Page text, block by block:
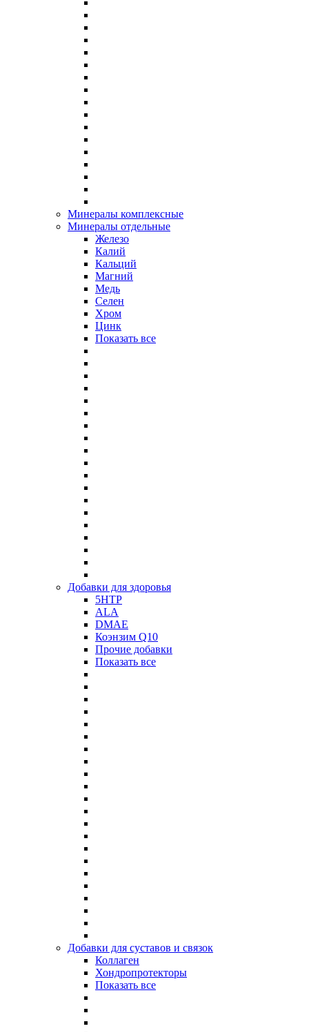
Минералы комплексные
Минералы отдельные
Железо
Калий
Кальций
Магний
Медь
Селен
Хром
Цинк
Показать все
Добавки для здоровья
5HTP
ALA
DMAE
Коэнзим Q10
Прочие добавки
Показать все
Добавки для суставов и связок
Коллаген
Хондропротекторы
Показать все